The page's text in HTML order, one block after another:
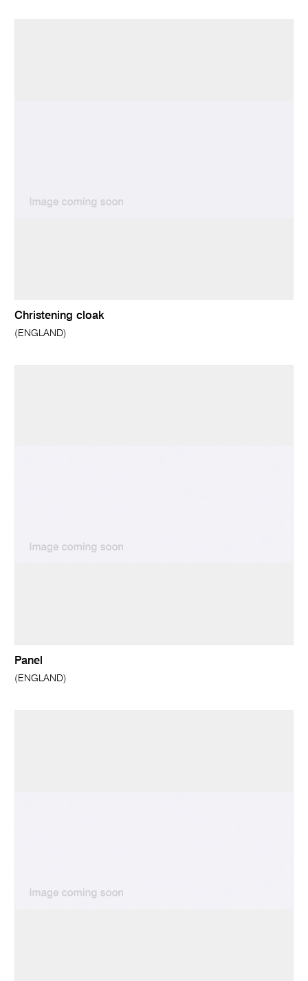
Christening cloak
(ENGLAND)
Panel
(ENGLAND)